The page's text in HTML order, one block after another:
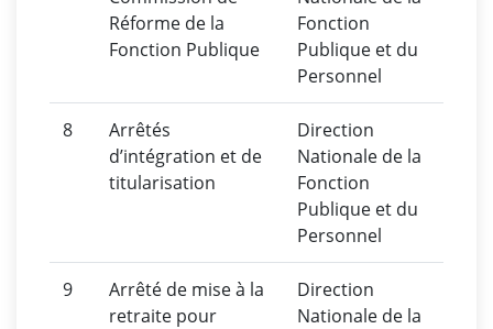
Réforme de la
Fonction Publique
Fonction
Publique et du
Personnel
8
Arrêtés
d’intégration et de
titularisation
Direction
Nationale de la
Fonction
Publique et du
Personnel
9
Arrêté de mise à la
retraite pour
Direction
Nationale de la